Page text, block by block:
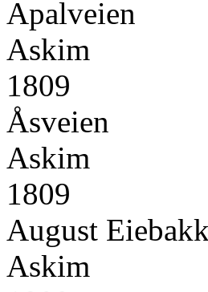
Apalveien
Askim
1809
Åsveien
Askim
1809
August
Askim